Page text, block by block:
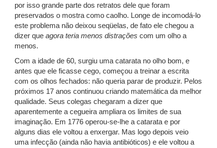
por isso grande parte dos retratos dele que foram
preservados o mostra como caolho. Longe de incomodá-lo
este problema não deixou seqüelas, de fato ele chegou a
dizer que agora teria menos distrações com um olho a
menos.
Com a idade de 60, surgiu uma catarata no olho bom, e
antes que ele ficasse cego, começou a treinar a escrita
com os olhos fechados: não queria parar de produzir. Pelos
próximos 17 anos continuou criando matemática da melhor
qualidade. Seus colegas chegaram a dizer que
aparentemente a cegueira ampliara os limites de sua
imaginação. Em 1776 operou-se-lhe a catarata e por
alguns dias ele voltou a enxergar. Mas logo depois veio
uma infecção (ainda não havia antibióticos) e ele voltou a